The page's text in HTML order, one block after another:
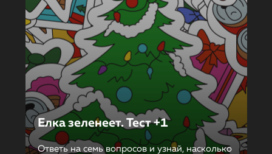
Елка зеленеет. Тест +1
Ответь на семь вопросов и узнай, насколько